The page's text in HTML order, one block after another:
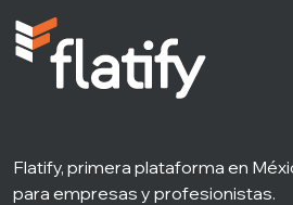
Flatify, primera plataforma en
para empresas y profesionistas.